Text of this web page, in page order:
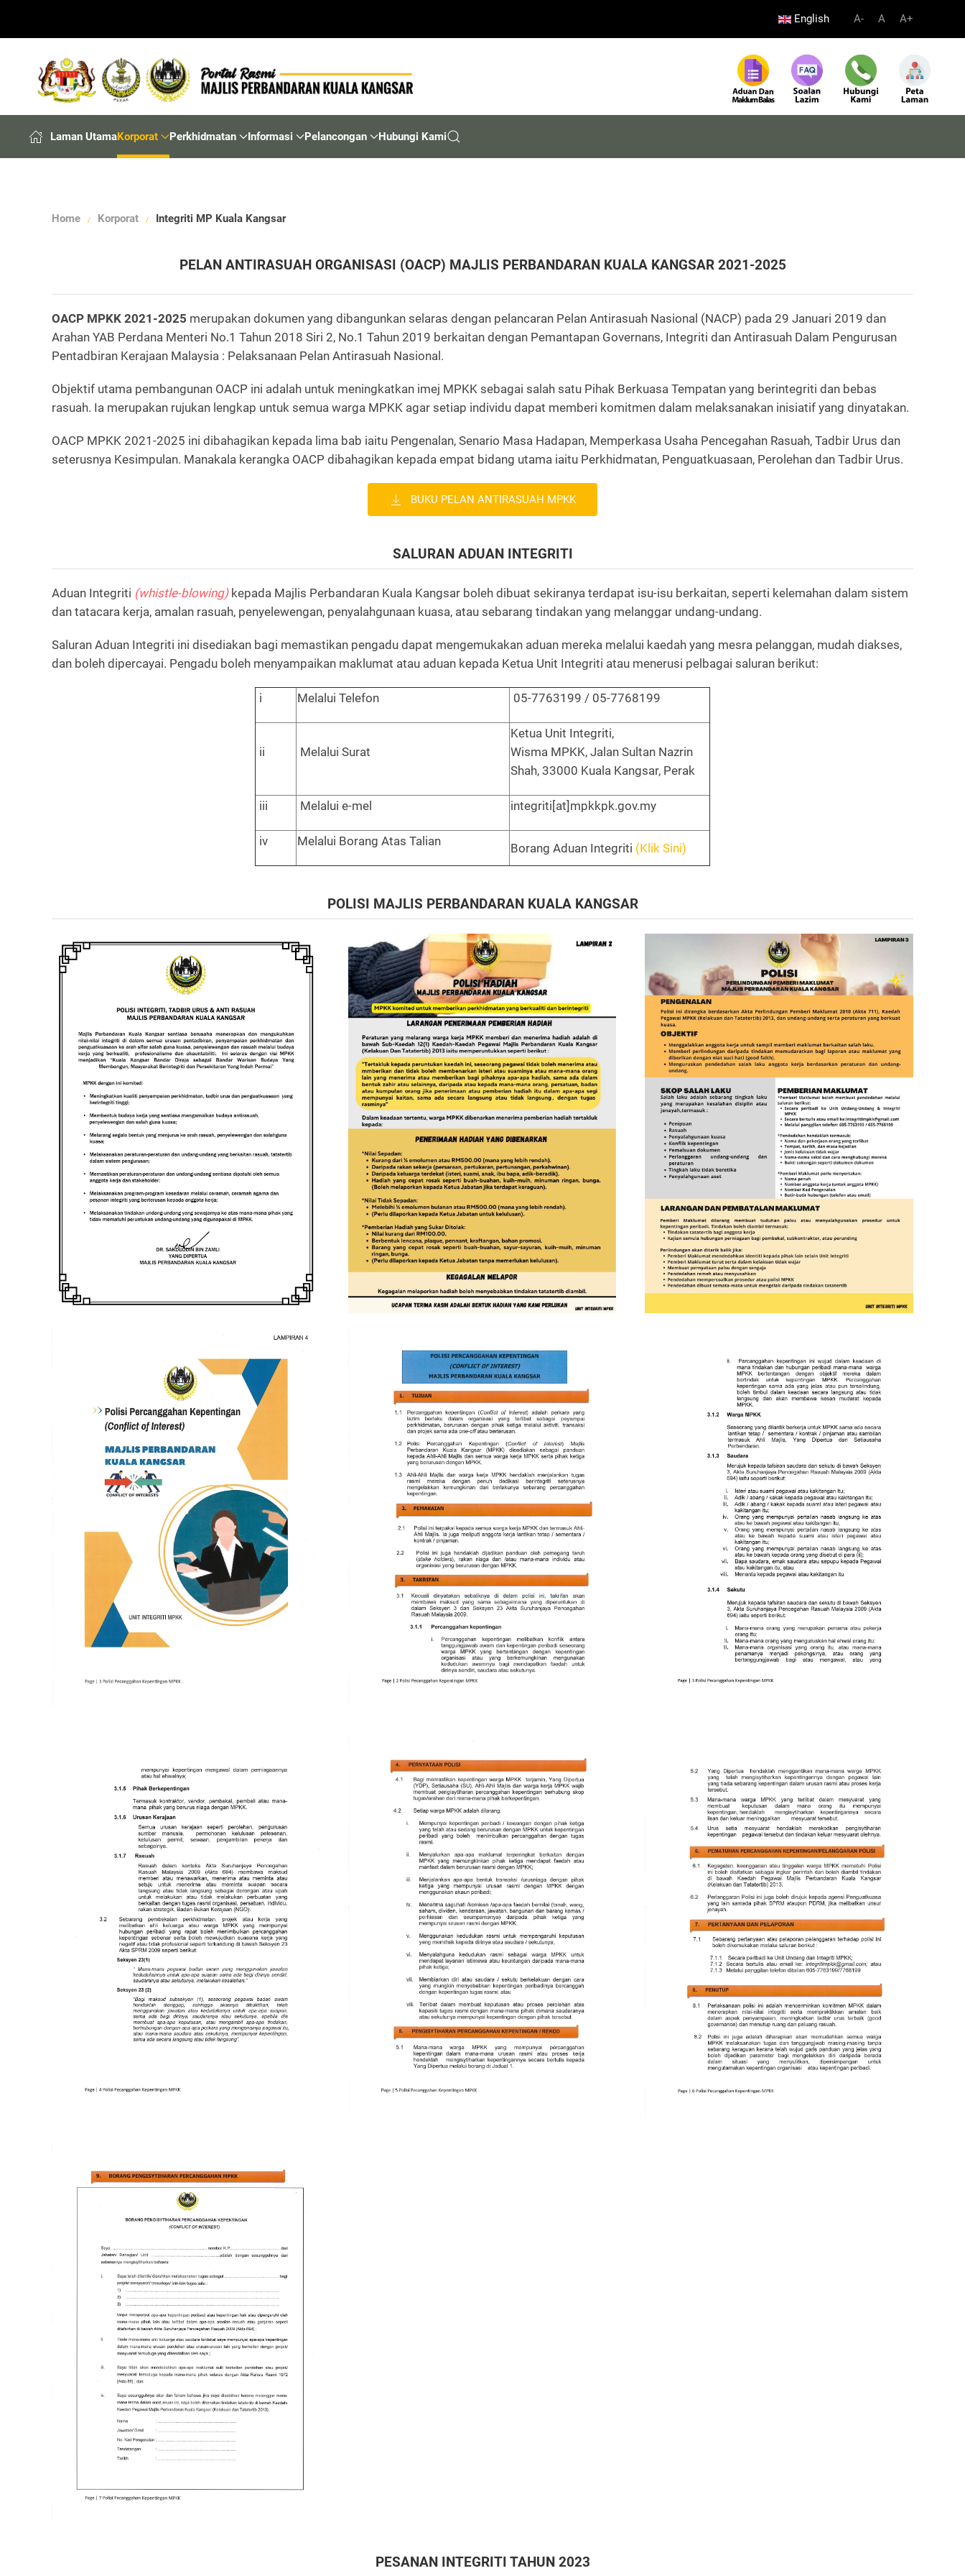
English A- A A+
Laman UtamaKorporat Perkhidmatan Informasi Pelancongan Hubungi Kami
Home Korporat Integriti MP Kuala Kangsar
PELAN ANTIRASUAH ORGANISASI (OACP) MAJLIS PERBANDARAN KUALA KANGSAR 2021-2025
OACP MPKK 2021-2025 merupakan dokumen yang dibangunkan selaras dengan pelancaran Pelan Antirasuah Nasional (NACP) pada 29 Januari 2019 dan
Arahan YAB Perdana Menteri No.1 Tahun 2018 Siri 2, No.1 Tahun 2019 berkaitan dengan Pemantapan Governans, Integriti dan Antirasuah Dalam Pengurusan
Pentadbiran Kerajaan Malaysia : Pelaksanaan Pelan Antirasuah Nasional.
Objektif utama pembangunan OACP ini adalah untuk meningkatkan imej MPKK sebagai salah satu Pihak Berkuasa Tempatan yang berintegriti dan bebas
rasuah. Ia merupakan rujukan lengkap untuk semua warga MPKK agar setiap individu dapat memberi komitmen dalam melaksanakan inisiatif yang dinyatakan.
OACP MPKK 2021-2025 ini dibahagikan kepada lima bab iaitu Pengenalan, Senario Masa Hadapan, Memperkasa Usaha Pencegahan Rasuah, Tadbir Urus dan
seterusnya Kesimpulan. Manakala kerangka OACP dibahagikan kepada empat bidang utama iaitu Perkhidmatan, Penguatkuasaan, Perolehan dan Tadbir Urus.
BUKU PELAN ANTIRASUAH MPKK
SALURAN ADUAN INTEGRITI
Aduan Integriti (whistle-blowing)kepada Majlis Perbandaran Kuala Kangsar boleh dibuat sekiranya terdapat isu-isu berkaitan, seperti kelemahan dalam sistem
dan tatacara kerja, amalan rasuah, penyelewengan, penyalahgunaan kuasa, atau sebarang tindakan yang melanggar undang-undang.
Saluran Aduan Integriti ini disediakan bagi memastikan pengadu dapat mengemukakan aduan mereka melalui kaedah yang mesra pelanggan, mudah diakses,
dan boleh dipercayai. Pengadu boleh menyampaikan maklumat atau aduan kepada Ketua Unit Integriti atau menerusi pelbagai saluran berikut:
i Melalui Telefon 05-7763199 / 05-7768199
ii Melalui Surat
Ketua Unit Integriti,
Wisma MPKK, Jalan Sultan Nazrin
Shah, 33000 Kuala Kangsar, Perak
iii Melalui e-mel integriti[at]mpkkpk.gov.my
iv Melalui Borang Atas Talian Borang Aduan Integriti (Klik Sini)
POLISI MAJLIS PERBANDARAN KUALA KANGSAR
Read more Read more
Read more
Read more Read more Read more
Read more Read more Read more
Read more
PESANAN INTEGRITI TAHUN 2023